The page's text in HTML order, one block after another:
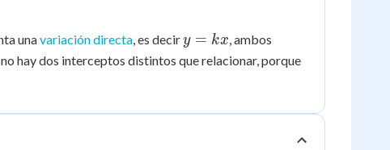
unavariación directa , es deciry
=
y = kx , ambos
no hay dos interceptos distintos que relacionar, porque